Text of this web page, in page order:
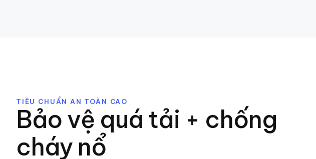
TIÊU CHUẨN AN TOÀN CAO
Bảo vệ quá tải + chống
cháy nổ